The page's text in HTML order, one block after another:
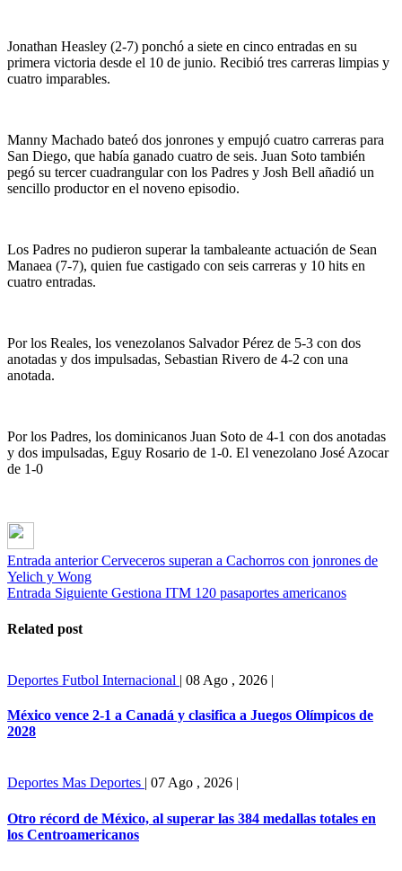
Jonathan Heasley (2-7) ponchó a siete en cinco entradas en su
primera victoria desde el 10 de junio. Recibió tres carreras limpias y
cuatro imparables.
Manny Machado bateó dos jonrones y empujó cuatro carreras para
San Diego, que había ganado cuatro de seis. Juan Soto también
pegó su tercer cuadrangular con los Padres y Josh Bell añadió un
sencillo productor en el noveno episodio.
Los Padres no pudieron superar la tambaleante actuación de Sean
Manaea (7-7), quien fue castigado con seis carreras y 10 hits en
cuatro entradas.
Por los Reales, los venezolanos Salvador Pérez de 5-3 con dos
anotadas y dos impulsadas, Sebastian Rivero de 4-2 con una
anotada.
Por los Padres, los dominicanos Juan Soto de 4-1 con dos anotadas
y dos impulsadas, Eguy Rosario de 1-0. El venezolano José Azocar
de 1-0
Entrada anterior Cerveceros superan a Cachorros con jonrones de
Yelich y Wong
Entrada Siguiente Gestiona ITM 120 pasaportes americanos
Related post
Deportes Futbol Internacional | 08 Ago , 2026 |
México vence 2-1 a Canadá y clasifica a Juegos Olímpicos de
2028
Deportes Mas Deportes | 07 Ago , 2026 |
Otro récord de México, al superar las 384 medallas totales en
los Centroamericanos